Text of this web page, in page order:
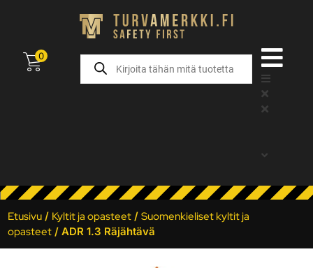
0
Etusivu / Kyltit ja opasteet /Suomenkieliset kyltit ja
opasteet / ADR 1.3 Räjähtävä